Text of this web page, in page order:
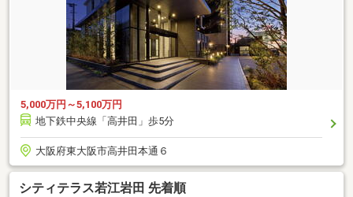
5,000万円～5,100万円
地下鉄中央線「高井田」歩5分
大阪府東大阪市高井田本通６
シティテラス若江岩田 先着順